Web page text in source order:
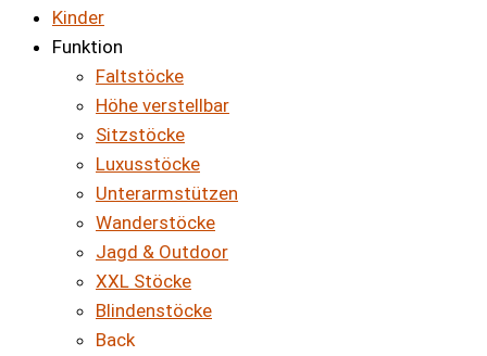
Kinder
Funktion
Faltstöcke
Höhe verstellbar
Sitzstöcke
Luxusstöcke
Unterarmstützen
Wanderstöcke
Jagd & Outdoor
XXL Stöcke
Blindenstöcke
Back